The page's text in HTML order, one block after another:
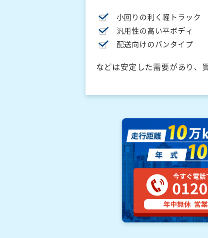
小回りの利く軽トラック
汎用性の高い平ボディ
配送向けのバンタイプ
などは安定した需要があり、